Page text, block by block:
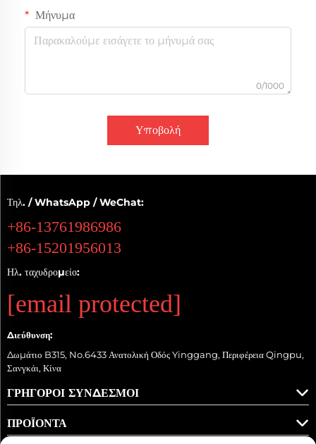
Μήνυμα
0/1000
Υποβολή
Τηλ. / WhatsApp / WeChat:
+86-13761986986
+86-15201956013
Ηλ. ταχυδρομείο:
[email protected]
Διεύθυνση:
Δωμάτιο B315, No.6433 Ανατολική Οδός Yinggang, Περιφέρεια Qingpu,
Σανγκάι, Κίνα
ΓΡΉΓΟΡΟΙ ΣΎΝΔΕΣΜΟΙ
ΠΡΟΪΌΝΤΑ